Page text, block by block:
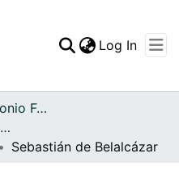
Log In
Archivo del Patrimonio Fotográfico y Fílmico del Valle del Cauca
Recuerdos Fotográficos Vallecaucanos
Sebastián de Belalcázar